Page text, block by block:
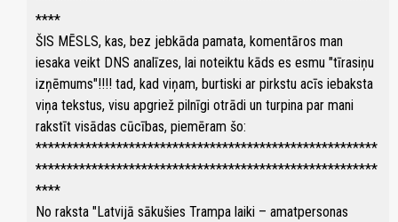
****
ŠIS MĒSLS, kas, bez jebkāda pamata, komentāros man
iesaka veikt DNS analīzes, lai noteiktu kāds es esmu "tīrasiņu
izņēmums"!!!! tad, kad viņam, burtiski ar pirkstu acīs iebaksta
viņa tekstus, visu apgriež pilnīgi otrādi un turpina par mani
rakstīt visādas cūcības, piemēram šo:
*******************************************************
*******************************************************
****
No raksta "Latvijā sākušies Trampa laiki – amatpersonas